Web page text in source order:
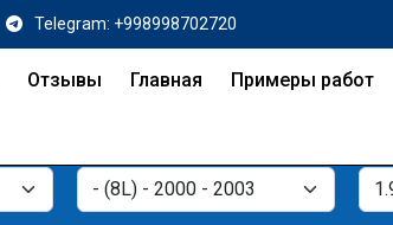
Telegram: +998998702720
Отзывы Главная Примеры работ